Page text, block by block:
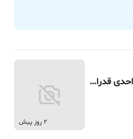
67 متر، لویزان، جعفریان، تک واحدی قدرالسهمی
2 روز پیش